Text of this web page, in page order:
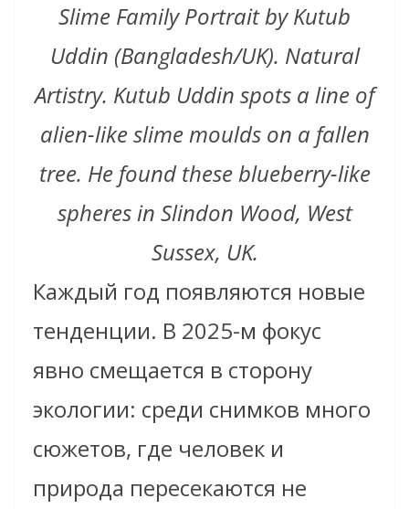
Slime Family Portrait by Kutub
Uddin (Bangladesh/UK). Natural
Artistry. Kutub Uddin spots a line of
alien-like slime moulds on a fallen
tree. He found these blueberry-like
spheres in Slindon Wood, West
Sussex, UK.
Каждый год появляются новые
тенденции. В 2025-м фокус
явно смещается в сторону
экологии: среди снимков много
сюжетов, где человек и
природа пересекаются не